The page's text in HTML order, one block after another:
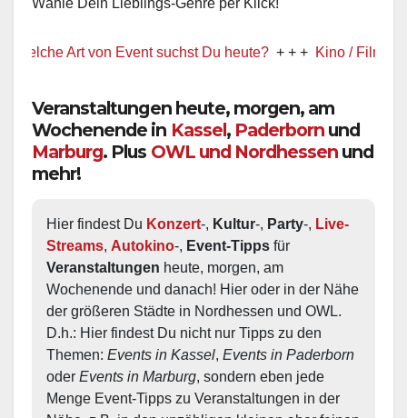
Art von Event suchst Du heute? + + + Kino / Film + + +
Veranstaltungen heute, morgen, am
Wochenende in Kassel, Paderborn und
Marburg. Plus OWL und Nordhessen und
mehr!
Hier findest Du Konzert-, Kultur-, Party-, Live-
Streams, Autokino-, Event-Tipps
Veranstaltungen heute, morgen, am
Wochenende und danach! Hier oder in der Nähe
der größeren Städte in Nordhessen und OWL.
D.h.: Hier findest Du nicht nur Tipps zu den
Themen: Events in Kassel, Events in Paderborn
oder Events in Marburg, sondern eben jede
Menge Event-Tipps zu Veranstaltungen in der